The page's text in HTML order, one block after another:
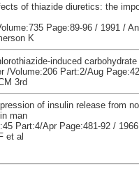
of thiazide diuretics: the
Page:89-96 / 1991 /
K
induced
/Volume:206 Part:2/Aug
3rd
of insulin release from
man
Part:4/Apr Page:481-92 /
et al